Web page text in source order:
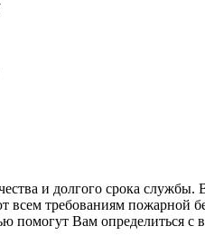
и долгого срока службы.
требованиям пожарной
Вам определиться с